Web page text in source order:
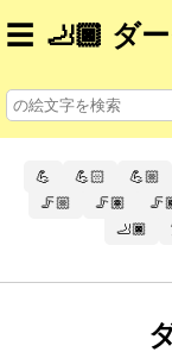
☰ 🦶🏿 ダ
💪 💪🏻 💪🏼
🦵🏼
🦵🏽
🦶🏿